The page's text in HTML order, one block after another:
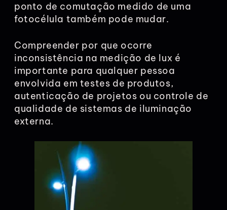
ponto de comutação medido de uma
fotocélula também pode mudar.
Compreender por que ocorre
inconsistência na medição de lux é
importante para qualquer pessoa
envolvida em testes de produtos,
autenticação de projetos ou controle de
qualidade de sistemas de iluminação
externa.